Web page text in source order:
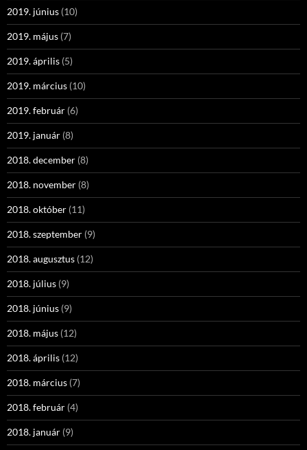
2019. június (10)
2019. május (7)
2019. április (5)
2019. március (10)
2019. február (6)
2019. január (8)
2018. december (8)
2018. november (8)
2018. október (11)
2018. szeptember (9)
2018. augusztus (12)
2018. július (9)
2018. június (9)
2018. május (12)
2018. április (12)
2018. március (7)
2018. február (4)
2018. január (9)